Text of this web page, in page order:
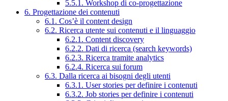
5.5.1. Workshop di co-progettazione
6. Progettazione dei contenuti
6.1. Cos’è il content design
6.2. Ricerca utente sui contenuti e il linguaggio
6.2.1. Content discovery
6.2.2. Dati di ricerca (search keywords)
6.2.3. Ricerca tramite analytics
6.2.4. Ricerca sui forum
6.3. Dalla ricerca ai bisogni degli utenti
6.3.1. User stories per definire i contenuti
6.3.2. Job stories per definire i contenuti